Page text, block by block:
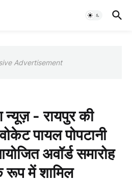
Advertisement
न्यूज़ - रायपुर की
पायल पोपटानी
अवॉर्ड समारोह
रूप में शामिल